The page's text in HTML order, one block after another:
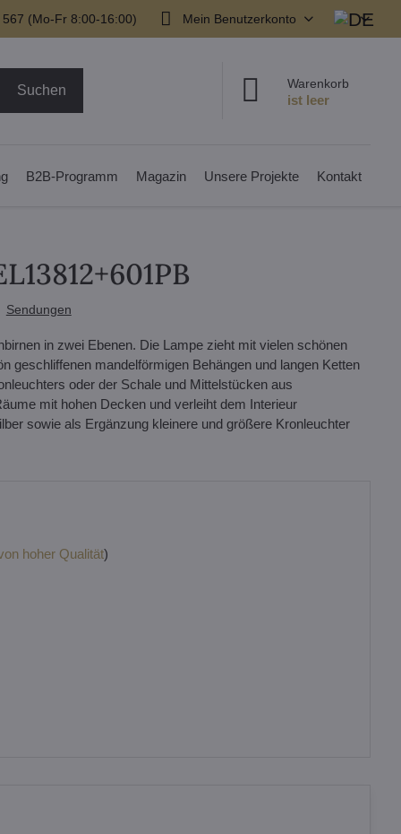
(Mo-Fr 8:00-16:00) Mein Benutzerkonto
Suchen Warenkorb
B2B-Programm Magazin Unsere Projekte Kontakt
Sendungen
in zwei Ebenen. Die Lampe zieht mit vielen schönen
geschliffenen mandelförmigen Behängen und langen Ketten
oder der Schale und Mittelstücken aus
mit hohen Decken und verleiht dem Interieur
sowie als Ergänzung kleinere und größere Kronleuchter
hoher Qualität)